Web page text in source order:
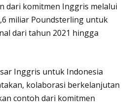
dari komitmen Inggris melalui
miliar Poundsterling untuk
dari tahun 2021 hingga
Inggris untuk Indonesia
kolaborasi berkelanjutan
contoh dari komitmen